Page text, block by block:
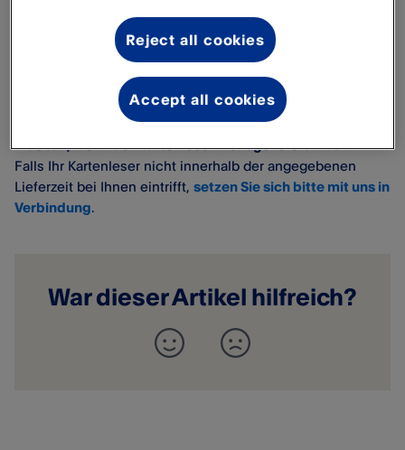
Sendungsverfolgung
Wenn der Kartenleser an Sie versandt wurde, erhalten Sie
eine Trackingnummer per E-Mail oder SMS, mit der Sie den
Lieferstatus überprüfen können.
Was tun, wenn der Kartenleser nicht geliefert wird?
Falls Ihr Kartenleser nicht innerhalb der angegebenen
Lieferzeit bei Ihnen eintrifft, setzen Sie sich bitte mit uns in
Verbindung.
War dieser Artikel hilfreich?
Reject all cookies
Accept all cookies